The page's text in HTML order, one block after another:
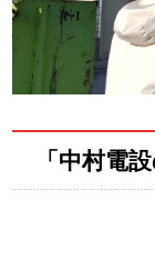
「中村電